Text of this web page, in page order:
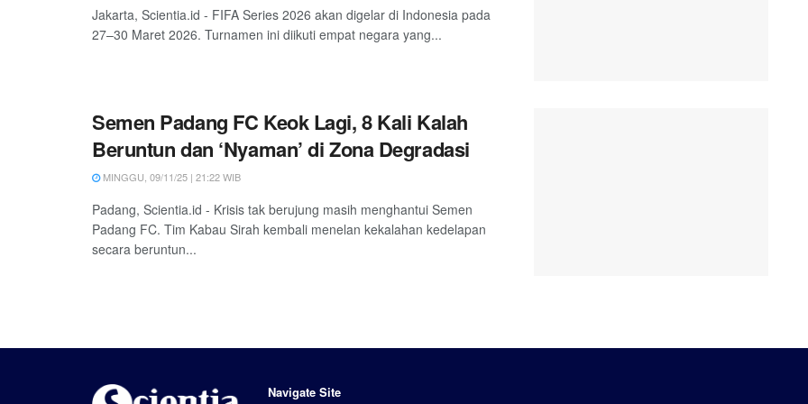
Jakarta, Scientia.id - FIFA Series 2026 akan digelar di Indonesia pada
27–30 Maret 2026. Turnamen ini diikuti empat negara yang...
Semen Padang FC Keok Lagi, 8 Kali Kalah
Beruntun dan ‘Nyaman’ di Zona Degradasi
MINGGU, 09/11/25 | 21:22 WIB
Padang, Scientia.id - Krisis tak berujung masih menghantui Semen
Padang FC. Tim Kabau Sirah kembali menelan kekalahan kedelapan
secara beruntun...
Navigate Site